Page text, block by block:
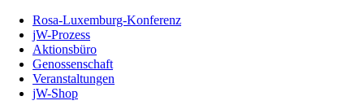
Inhalt
Seite
Rosa-Luxemburg-Konferenz
jW-Prozess
Aktionsbüro
Genossenschaft
Veranstaltungen
jW-Shop